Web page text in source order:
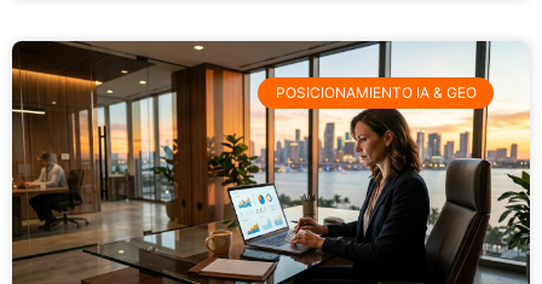
POSICIONAMIENTO IA & GEO